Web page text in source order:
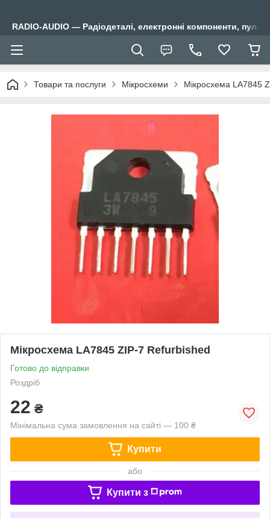
RADIO-AUDIO — Радіодеталі, електронні компоненти,
Товари та послуги Мікросхеми Мікросхема LA7845
Мікросхема LA7845 ZIP-7 Refurbished
Готово до відправки
Роздріб
22 ₴
Мінімальна сума замовлення на сайті — 100 ₴
Купити
або
Купити з